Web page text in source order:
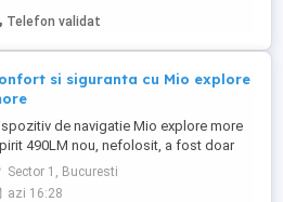
CarPlay, Mirrolink, video in mers, ...
Telefon validat
si siguranta cu Mio explore
de navigatie Mio explore more
490LM nou, nefolosit, a fost doar
programul de harti este actualizat.
Sector 1, Bucuresti
azi 16:28